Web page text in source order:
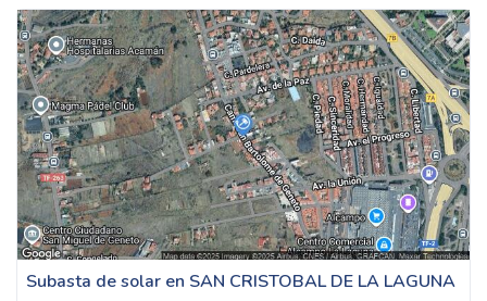
Subasta de solar en SAN CRISTOBAL DE LA LAGUNA